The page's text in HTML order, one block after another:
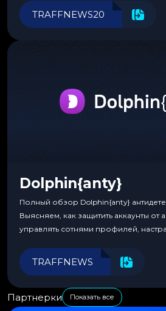
инструменты для управления
TRAFFNEWS20
Dolphin{anty}
Полный обзор Dolphin{anty}
Выясняем, как защитить аккаунты от
управлять сотнями профилей,
эффективности.
TRAFFNEWS
Партнерки Показать все